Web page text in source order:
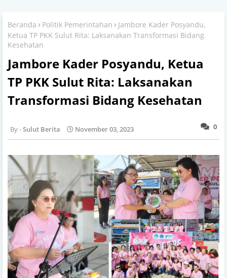
Beranda Politik Pemerintahan
Jambore Kader Posyandu,
Ketua TP PKK Sulut Rita: Laksanakan Transformasi Bidang
Kesehatan
Jambore Kader Posyandu, Ketua
TP PKK Sulut Rita: Laksanakan
Transformasi Bidang Kesehatan
0
Sulut Berita November 03, 2023